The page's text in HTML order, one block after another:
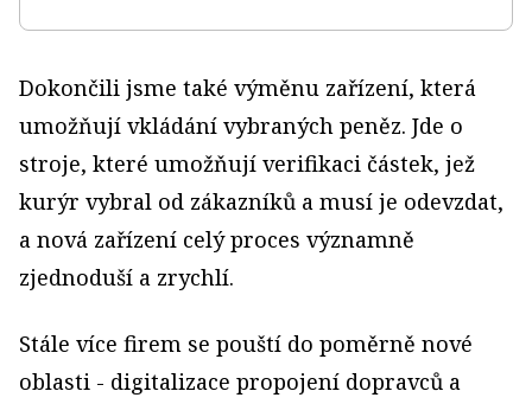
Dokončili jsme také výměnu zařízení, která
umožňují vkládání vybraných peněz. Jde o
stroje, které umožňují verifikaci částek, jež
kurýr vybral od zákazníků a musí je odevzdat,
a nová zařízení celý proces významně
zjednoduší a zrychlí.
Stále více firem se pouští do poměrně nové
oblasti - digitalizace propojení dopravců a